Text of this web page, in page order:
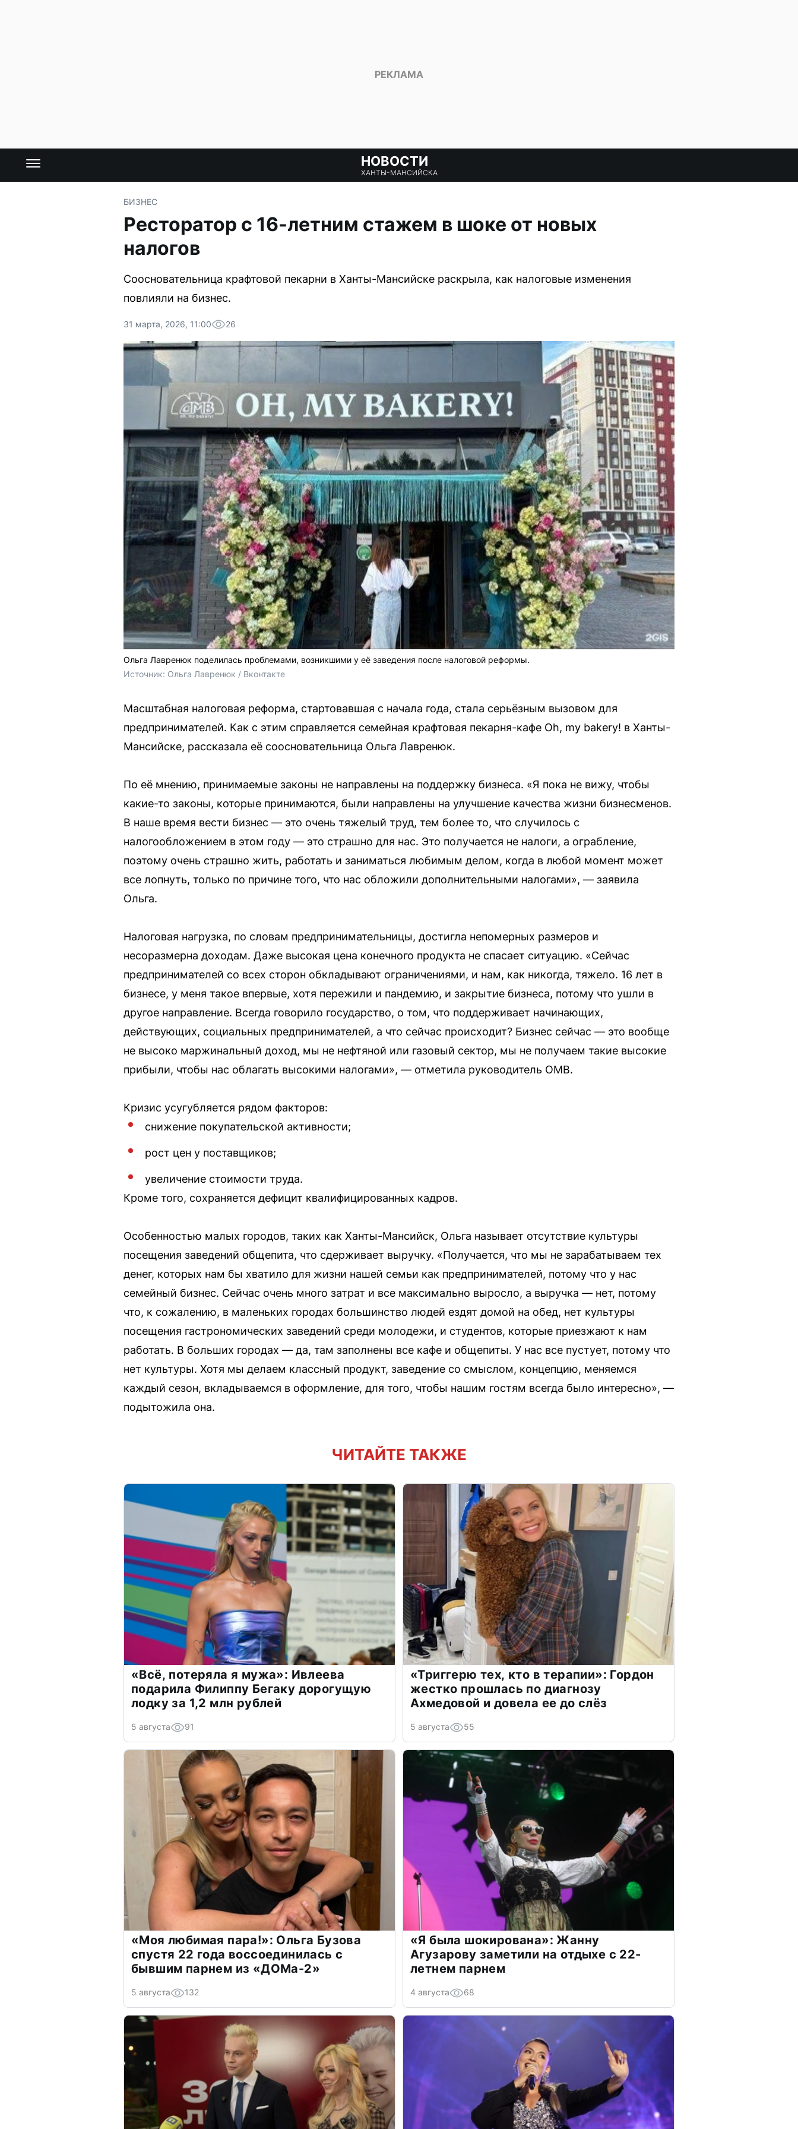
НОВОСТИ
ХАНТЫ-МАНСИЙСКА
БИЗНЕС
Ресторатор с 16-летним стажем в шоке от новых
налогов
Соосновательница крафтовой пекарни в Ханты-Мансийске раскрыла, как налоговые изменения
повлияли на бизнес.
31 марта, 2026, 11:00 26
Ольга Лавренюк поделилась проблемами, возникшими у её заведения после налоговой реформы.
Источник: Ольга Лавренюк / Вконтакте
Масштабная налоговая реформа, стартовавшая с начала года, стала серьёзным вызовом для
предпринимателей. Как с этим справляется семейная крафтовая пекарня-кафе Oh, my bakery! в Ханты-
Мансийске, рассказала её соосновательница Ольга Лавренюк.
По её мнению, принимаемые законы не направлены на поддержку бизнеса. «Я пока не вижу, чтобы
какие-то законы, которые принимаются, были направлены на улучшение качества жизни бизнесменов.
В наше время вести бизнес — это очень тяжелый труд, тем более то, что случилось с
налогообложением в этом году — это страшно для нас. Это получается не налоги, а ограбление,
поэтому очень страшно жить, работать и заниматься любимым делом, когда в любой момент может
все лопнуть, только по причине того, что нас обложили дополнительными налогами», — заявила
Ольга.
Налоговая нагрузка, по словам предпринимательницы, достигла непомерных размеров и
несоразмерна доходам. Даже высокая цена конечного продукта не спасает ситуацию. «Сейчас
предпринимателей со всех сторон обкладывают ограничениями, и нам, как никогда, тяжело. 16 лет в
бизнесе, у меня такое впервые, хотя пережили и пандемию, и закрытие бизнеса, потому что ушли в
другое направление. Всегда говорило государство, о том, что поддерживает начинающих,
действующих, социальных предпринимателей, а что сейчас происходит? Бизнес сейчас — это вообще
не высоко маржинальный доход, мы не нефтяной или газовый сектор, мы не получаем такие высокие
прибыли, чтобы нас облагать высокими налогами», — отметила руководитель OMB.
Кризис усугубляется рядом факторов:
снижение покупательской активности;
рост цен у поставщиков;
увеличение стоимости труда.
Кроме того, сохраняется дефицит квалифицированных кадров.
Особенностью малых городов, таких как Ханты-Мансийск, Ольга называет отсутствие культуры
посещения заведений общепита, что сдерживает выручку. «Получается, что мы не зарабатываем тех
денег, которых нам бы хватило для жизни нашей семьи как предпринимателей, потому что у нас
семейный бизнес. Сейчас очень много затрат и все максимально выросло, а выручка — нет, потому
что, к сожалению, в маленьких городах большинство людей ездят домой на обед, нет культуры
посещения гастрономических заведений среди молодежи, и студентов, которые приезжают к нам
работать. В больших городах — да, там заполнены все кафе и общепиты. У нас все пустует, потому что
нет культуры. Хотя мы делаем классный продукт, заведение со смыслом, концепцию, меняемся
каждый сезон, вкладываемся в оформление, для того, чтобы нашим гостям всегда было интересно», —
подытожила она.
ЧИТАЙТЕ ТАКЖЕ
«Всё, потеряла я мужа»: Ивлеева
подарила Филиппу Бегаку дорогущую
лодку за 1,2 млн рублей
5 августа 91
«Триггерю тех, кто в терапии»: Гордон
жестко прошлась по диагнозу
Ахмедовой и довела ее до слёз
5 августа 55
«Моя любимая пара!»: Ольга Бузова
спустя 22 года воссоединилась с
бывшим парнем из «ДОМа-2»
5 августа 132
«Я была шокирована»: Жанну
Агузарову заметили на отдыхе с 22-
летнем парнем
4 августа 68